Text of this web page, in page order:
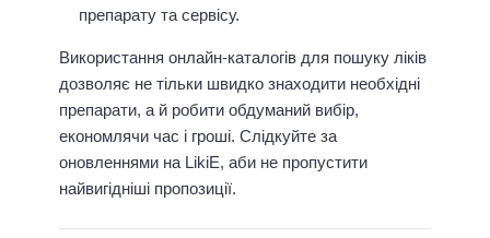
препарату та сервісу.
Використання онлайн-каталогів для пошуку ліків
дозволяє не тільки швидко знаходити необхідні
препарати, а й робити обдуманий вибір,
економлячи час і гроші. Слідкуйте за
оновленнями на LikiE, аби не пропустити
найвигідніші пропозиції.